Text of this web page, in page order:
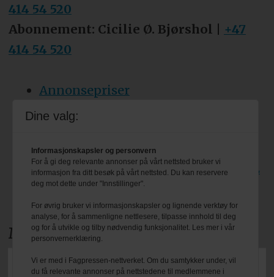
Aksjeselskap:
er en virksomhet med kapital fordelt
på én eller flere andeler. Disse kalles
personlig ansvar for selskapets
forpliktelser eller gjeld.
til aksjonærene, vanligvis i form av
kontanter eller aksjer.
Egenkapitalprosent:Summen av en
bedrifts gjeld og egenkapital, altså
hva bedriften eier, kalles totalkapital.
414 54 520
Abonnement: Cicilie Ø. Bjørshol | +47
414 54 520
Annonsepriser
Tips oss
Besøk også bransjeforreningen VBL
sine egne nettsider: www.vbl.no
Meld deg på nyhetsbrevet
Dine valg:
Informasjonskapsler og personvern
For å gi deg relevante annonser på vårt nettsted bruker vi
informasjon fra ditt besøk på vårt nettsted. Du kan reservere
deg mot dette under "Innstillinger".
For øvrig bruker vi informasjonskapsler og lignende verktøy for
analyse, for å sammenligne nettlesere, tilpasse innhold til deg
og for å utvikle og tilby nødvendig funksjonalitet. Les mer i vår
personvernerklæring.
Vi er med i Fagpressen-nettverket. Om du samtykker under, vil
du få relevante annonser på nettstedene til medlemmene i